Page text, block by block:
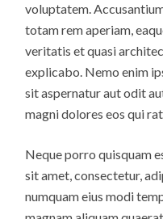
voluptatem.
totam rem aperiam,
veritatis et quasi
explicabo. Nemo enim
sit aspernatur aut odit
magni dolores eos qui
Neque porro quisquam
sit amet, consectetur,
numquam eius modi